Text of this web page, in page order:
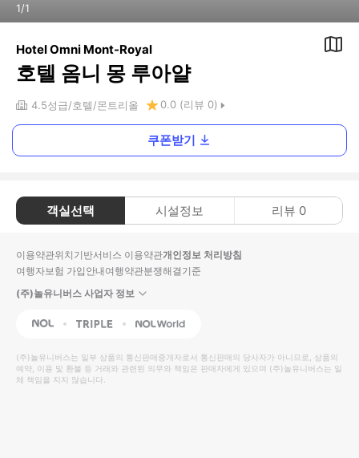
1/1
Hotel Omni Mont-Royal
호텔 옴니 몽 루아얄
4.5성급 호텔 몬트리올 0.0 (리뷰 0)
쿠폰받기
객실선택 시설정보 리뷰 0
이용약관위치기반서비스 이용약관개인정보 처리방침
여행자보험 가입안내여행약관분쟁해결기준
(주)놀유니버스 사업자 정보
NOL Triple Interpark Global
(주)놀유니버스는 일부 상품의 통신판매중개자로서 통신판매의 당사자가 아니므로, 상품의
예약, 이용 및 환불 등 거래와 관련된 의무와 책임은 판매자에게 있으며 (주)놀유니버스는 일
체 책임을 지지 않습니다.